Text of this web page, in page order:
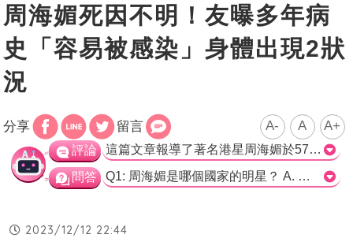
周海媚死因不明！友曝多年病
史「容易被感染」身體出現2狀
況
分享 留言 A- A A+
評論 這篇文章報導了著名港星周海媚於57歲時因病去世的消息。根據官方工作室的聲明，周海媚因病醫治無效，在2023年12月11日離世。據稱，她長期受到紅斑性狼瘡的困擾，且免疫力較差，容易感染。然而，對於周海媚的具體病況和治療情況，目前仍沒有更進一步的消息。 這篇文章以簡潔明瞭的方式報導了周海媚的去世消息，並提供了與她健康狀況相關的背景資料。同時，透過報導中的好友田啟文的言談，我們可以得知周海媚的免疫力較差、容易感染的情況，這也可能是導致她去世的原因之一。 然而，這篇文章缺乏關於周海媚具體健康狀況的進一步資訊，例如她的病情發展和治療情況如何。此外，文章也未提及關於她去世的具體時間以及周遭人的反應。 總體而言，這篇文章提供了周海媚去世的基本資訊並引起讀者的關注。然而，更多詳細的資訊和進一步報導可能有助於我們更好地了解周海媚的逝世過程和人們對此的反應。>
問答 Q1: 周海媚是哪個國家的明星？ A. 台灣 B. 香港 C. 中國大陸 D. 日本 正確答案：B. 香港 Q2: 周海媚因病醫治無效的消息是從哪個官方工作室發出的？ A. 田啟文工作室 B. 北京某醫院工作室 C. 周海媚工作室 D. 陸媒工作室 正確答案：C. 周海媚工作室 Q3: 周海媚長年飽受什麼疾病所苦？ A. 紅斑性狼瘡 B. 癌症 C. 心臟疾病 D. 肺炎 正確答案：A. 紅斑性狼瘡
2023/12/12 22:44